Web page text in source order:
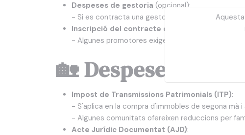
Despeses de gestoria (opcional):
- Si es contracta una gestoria, es pagaran
Inscripció del contracte d'assegurança
(en
- Algunes promotores exigeixen una assegurança
🏡 Despeses en
Impost de Transmissions Patrimonials (ITP):
- S'aplica en la compra d'immobles de segona mà
- Algunes comunitats ofereixen reduccions per
Acte Jurídic Documentat (AJD):